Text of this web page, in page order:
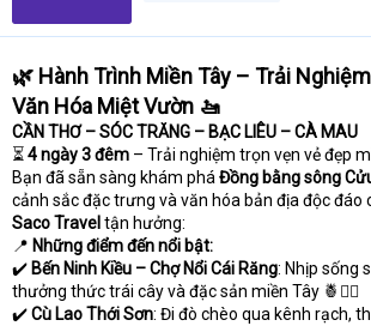
🌿 Hành Trình Miền Tây – Trải
Văn Hóa Miệt Vườn 🚤
CẦN THƠ – SÓC TRĂNG – BẠC LIÊU – CÀ MAU
⏳4 ngày 3 đêm – Trải nghiệm trọn vẹn vẻ đẹp
Bạn đã sẵn sàng khám pháĐồng bằng sông
cảnh sắc đặc trưng và văn hóa bản địa độc đáo
Saco Travel tận hưởng:
📍 Những điểm đến nổi bật:
✔️ Bến Ninh Kiều – Chợ Nổi Cái Răng: Nhịp sống
thưởng thức trái cây và đặc sản miền Tây 🍍🚣‍♂️
✔️Cù Lao Thới Sơn: Đi đò chèo qua kênh rạch,